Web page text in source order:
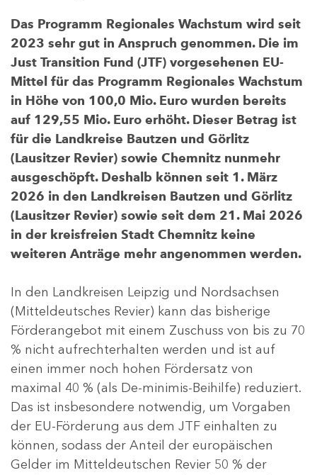
Das Programm Regionales Wachstum wird seit
2023 sehr gut in Anspruch genommen. Die im
Just Transition Fund (JTF) vorgesehenen EU-
Mittel für das Programm Regionales Wachstum
in Höhe von 100,0 Mio. Euro wurden bereits
auf 129,55 Mio. Euro erhöht. Dieser Betrag ist
für die Landkreise Bautzen und Görlitz
(Lausitzer Revier) sowie Chemnitz nunmehr
ausgeschöpft. Deshalb können seit 1. März
2026 in den Landkreisen Bautzen und Görlitz
(Lausitzer Revier) sowie seit dem 21. Mai 2026
in der kreisfreien Stadt Chemnitz keine
weiteren Anträge mehr angenommen werden.
In den Landkreisen Leipzig und Nordsachsen
(Mitteldeutsches Revier) kann das bisherige
Förderangebot mit einem Zuschuss von bis zu 70
% nicht aufrechterhalten werden und ist auf
einen immer noch hohen Fördersatz von
maximal 40 % (als De-minimis-Beihilfe) reduziert.
Das ist insbesondere notwendig, um Vorgaben
der EU-Förderung aus dem JTF einhalten zu
können, sodass der Anteil der europäischen
Gelder im Mitteldeutschen Revier 50 % der